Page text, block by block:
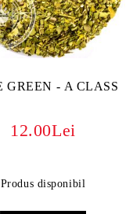
MATE GREEN - A CLASS
12.00Lei
Produs disponibil